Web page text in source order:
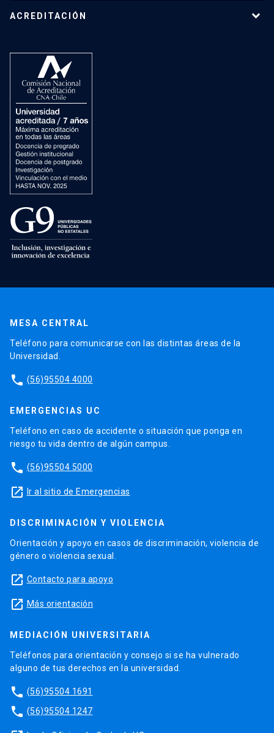
ACREDITACIÓN
MESA CENTRAL
Teléfono para comunicarse con las distintas áreas de la
Universidad.
phone (56)95504 4000
EMERGENCIAS UC
Teléfono en caso de accidente o situación que ponga en
riesgo tu vida dentro de algún campus.
phone (56)95504 5000
launch Ir al sitio de Emergencias
DISCRIMINACIÓN Y VIOLENCIA
Orientación y apoyo en casos de discriminación, violencia de
género o violencia sexual.
launch Contacto para apoyo
launch Más orientación
MEDIACIÓN UNIVERSITARIA
Teléfonos para orientación y consejo si se ha vulnerado
alguno de tus derechos en la universidad.
phone (56)95504 1691
phone (56)95504 1247